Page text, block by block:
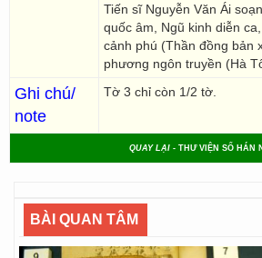
Tiến sĩ Nguyễn Văn Ái
quốc âm, Ngũ kinh diễn
cảnh phú (Thần đồng bản
phương ngôn truyền (Hà
Ghi chú/
note
Tờ 3 chỉ còn 1/2 tờ.
QUAY LẠI - THƯ VIỆN SỐ HÁN
BÀI QUAN TÂM